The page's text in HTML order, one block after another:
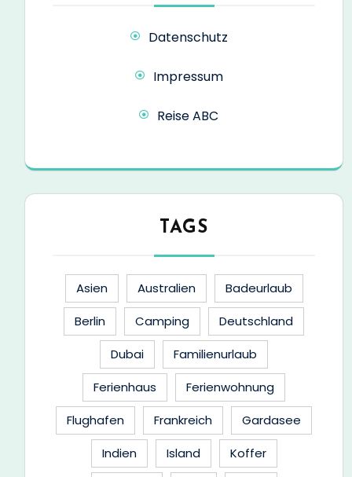
Datenschutz
Impressum
Reise ABC
TAGS
Asien Australien
Badeurlaub
Berlin
Camping
Deutschland
Dubai
Familienurlaub
Ferienhaus
Ferienwohnung
Flughafen
Frankreich
Gardasee
Indien
Island
Koffer